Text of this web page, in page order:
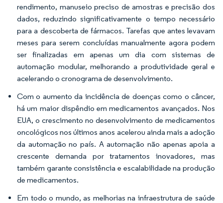
rendimento, manuseio preciso de amostras e precisão dos
dados, reduzindo significativamente o tempo necessário
para a descoberta de fármacos. Tarefas que antes levavam
meses para serem concluídas manualmente agora podem
ser finalizadas em apenas um dia com sistemas de
automação modular, melhorando a produtividade geral e
acelerando o cronograma de desenvolvimento.
Com o aumento da incidência de doenças como o câncer,
há um maior dispêndio em medicamentos avançados. Nos
EUA, o crescimento no desenvolvimento de medicamentos
oncológicos nos últimos anos acelerou ainda mais a adoção
da automação no país. A automação não apenas apoia a
crescente demanda por tratamentos inovadores, mas
também garante consistência e escalabilidade na produção
de medicamentos.
Em todo o mundo, as melhorias na infraestrutura de saúde